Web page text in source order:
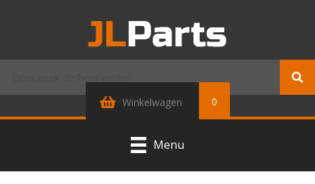
Winkelwagen 0
Menu